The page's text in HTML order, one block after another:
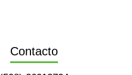
Contacto